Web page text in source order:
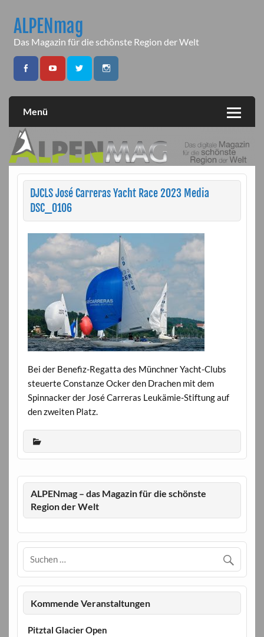
contentALPENmag
Das Magazin für die schönste Region der Welt
Menü
DJCLS José Carreras Yacht Race 2023 Media
DSC_0106
Bei der Benefiz-Regatta des Münchner Yacht-Clubs
steuerte Constanze Ocker den Drachen mit dem
Spinnacker der José Carreras Leukämie-Stiftung auf
den zweiten Platz.
ALPENmag – das Magazin für die schönste
Region der Welt
Kommende Veranstaltungen
Pitztal Glacier Open